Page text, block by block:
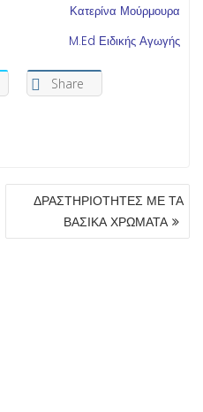
Κατερίνα Μούρμουρα
M.Ed Ειδικής Αγωγής
Share
ΔΡΑΣΤΗΡΙΟΤΗΤΕΣ ΜΕ ΤΑ
ΒΑΣΙΚΑ ΧΡΩΜΑΤΑ